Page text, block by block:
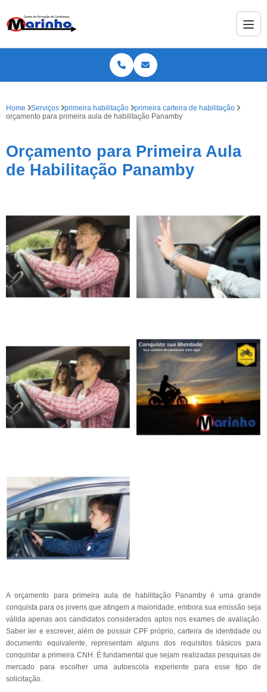
Home Serviços primeira habilitação
primeira carteira de habilitação
orçamento para primeira aula de habilitação Panamby
Orçamento para Primeira Aula
de Habilitação Panamby
A orçamento para primeira aula de habilitação Panamby é uma grande
conquista para os jovens que atingem a maioridade, embora sua emissão seja
válida apenas aos candidatos considerados aptos nos exames de avaliação.
Saber ler e escrever, além de possuir CPF próprio, carteira de identidade ou
documento equivalente, representam alguns dos requisitos básicos para
conquistar a primeira CNH. É fundamental que sejam realizadas pesquisas de
mercado para escolher uma autoescola experiente para esse tipo de
solicitação.